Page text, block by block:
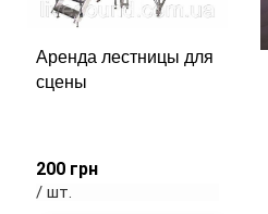
Аренда лестницы для
сцены
200 грн
/ шт.